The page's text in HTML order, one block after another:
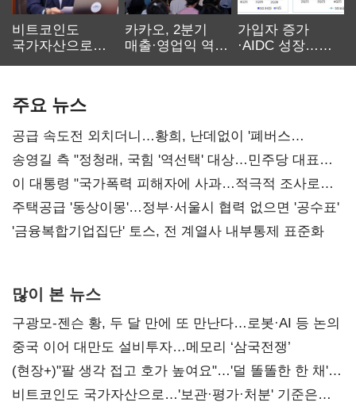
비트코인도
국가자산으로…'
카카오, 2분기
매출·영업익 역대
가입자 증가
·AIDC 성장…
주요 뉴스
공급 속도전 외치더니…황희, 난데없이 '폐버스
리모델링' 제안
송영길 측 "정청래, 국힘 '역선택' 대상…민주당 대표로
총선 지휘 못해"
이 대통령 "국가폭력 피해자에 사과…적극적 조사로
진실 밝혀야"
주택공급 '동상이몽'…정부·서울시 협력 없으면 '공수표'
'금융복합기업집단' 토스, 전 계열사 내부통제 표준화
많이 본 뉴스
구광모-젠슨 황, 두 달 만에 또 만난다…로봇·AI 등 논의
중국 이어 대만도 설비투자…메모리 ‘삼국전쟁’
(현장+)"팔 생각 접고 호가 높여요"…'덜 똘똘한 한 채'
20억 키맞추기
비트코인도 국가자산으로…'보관·평가·처분' 기준은